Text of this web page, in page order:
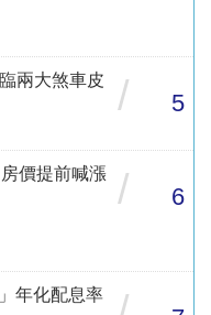
兩大煞車皮
/ 5
價提前喊漲
/ 6
年化配息率